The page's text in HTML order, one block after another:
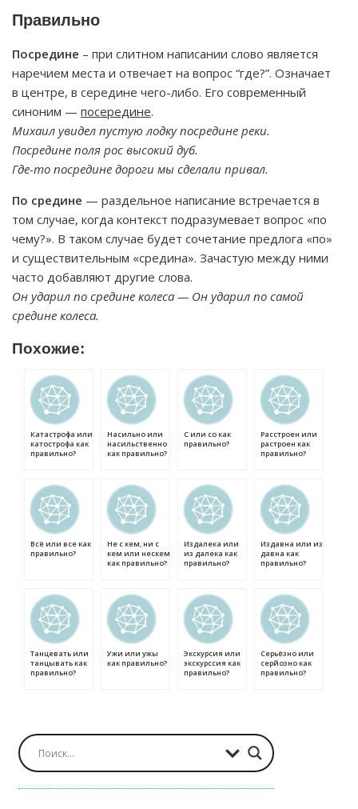
Правильно
Посредине – при слитном написании слово является
наречием места и отвечает на вопрос “где?”. Означает
в центре, в середине чего-либо. Его современный
синоним — посередине.
Михаил увидел пустую лодку посредине реки.
Посредине поля рос высокий дуб.
Где-то посредине дороги мы сделали привал.
По средине — раздельное написание встречается в
том случае, когда контекст подразумевает вопрос «по
чему?». В таком случае будет сочетание предлога «по»
и существительным «средина». Зачастую между ними
часто добавляют другие слова.
Он ударил по средине колеса — Он ударил по самой
средине колеса.
Похожие:
Катастрофа или
катострофа как
правильно?
Насильно или
насильственно
как правильно?
С или со как
правильно?
Расстроен или
растроен как
правильно?
Всё или все как
правильно?
Не с кем, ни с
кем или нескем
как правильно?
Издалека или
из далека как
правильно?
Издавна или из
давна как
правильно?
Танцевать или
танцывать как
правильно?
Ужи или ужы
как правильно?
Экскурсия или
экскурссия как
правильно?
Серьёзно или
серйозно как
правильно?